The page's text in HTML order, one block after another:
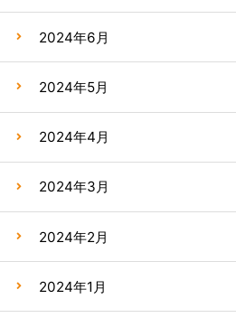
2024年6月
2024年5月
2024年4月
2024年3月
2024年2月
2024年1月